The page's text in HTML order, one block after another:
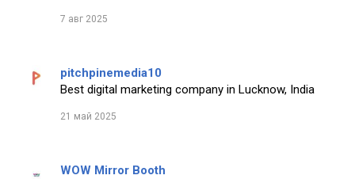
7 авг 2025
pitchpinemedia10
Best digital marketing company in Lucknow, India
21 май 2025
WOW Mirror Booth